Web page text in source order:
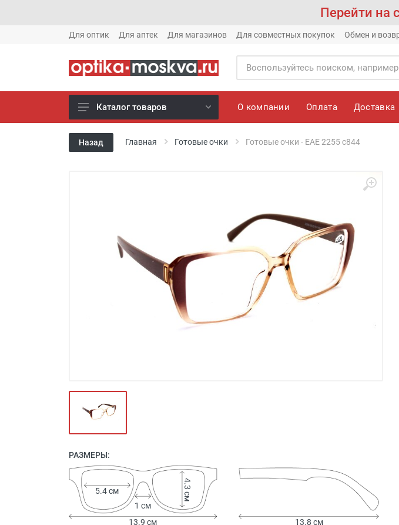
Перейти на
Для оптик Для аптек Для магазинов Для совместных покупок Обмен и
Новое готовые очки (1621)
Новое солнце (1613)
Известные бренды (212)
Футляры и мешки (1412)
Красота и здоровье (353)
Атрибуты для оптики (59)
Каталог товаров О компании Оплата Доставка
Назад Главная Готовые очки Готовые очки - EAE 2255 c844
РАЗМЕРЫ:
1 см
5.4 см 4.3 см
13.9 см 13.8 см